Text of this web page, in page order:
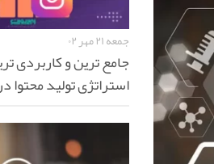
جمعه ۲۱ مهر ۰۲
جامع ترین و کاربردی
استراتژی تولید محتوا